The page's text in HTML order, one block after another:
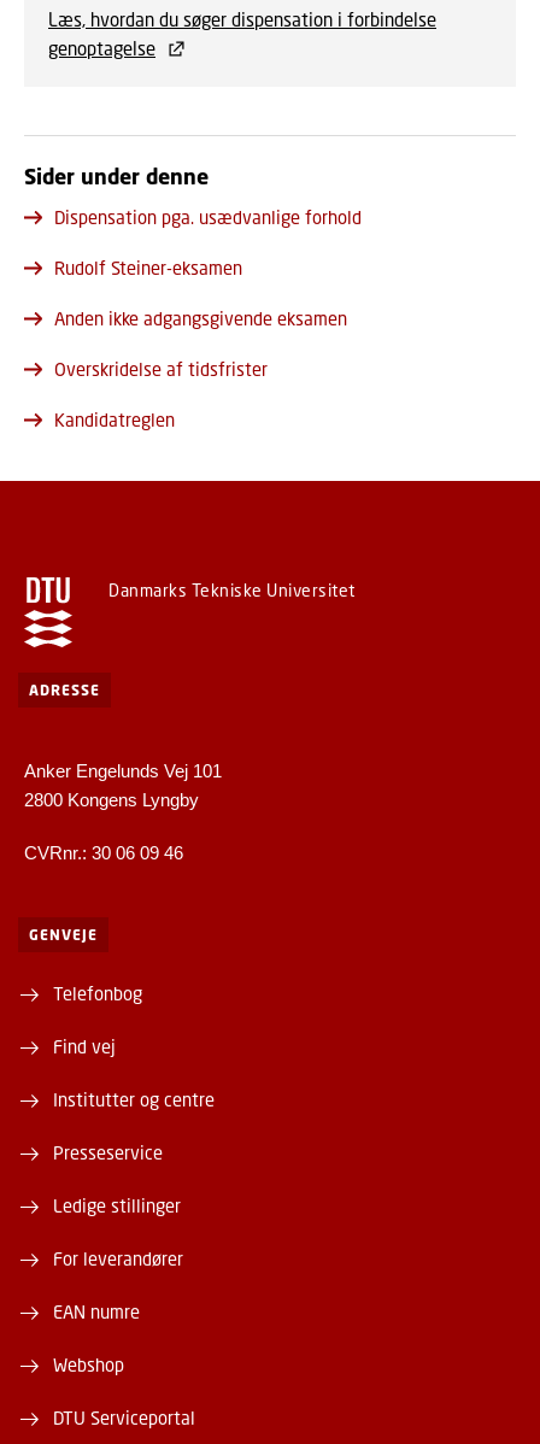
Læs, hvordan du søger dispensation i forbindelse
genoptagelse
Sider under denne
Dispensation pga. usædvanlige forhold
Rudolf Steiner-eksamen
Anden ikke adgangsgivende eksamen
Overskridelse af tidsfrister
Kandidatreglen
Danmarks Tekniske Universitet
ADRESSE
Anker Engelunds Vej 101
2800 Kongens Lyngby
CVRnr.: 30 06 09 46
GENVEJE
Telefonbog
Find vej
Institutter og centre
Presseservice
Ledige stillinger
For leverandører
EAN numre
Webshop
DTU Serviceportal